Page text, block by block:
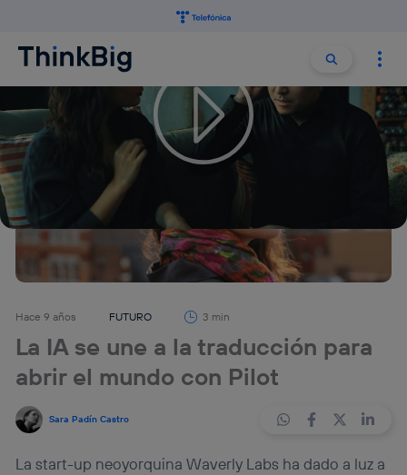
Buscar
Hace 9 años FUTURO 3 min
La IA se une a la traducción para
abrir el mundo con Pilot
Sara Padín Castro
La start-up neoyorquina Waverly Labs ha dado a luz a